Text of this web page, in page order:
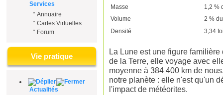
Services
° Annuaire
° Cartes Virtuelles
° Forum
Vie pratique
Actualités
Masse
1,2 %
Volume
2 %
Densité
3,34
La Lune est une figure
de la Terre, elle voyage avec
moyenne à 384 400 km de
notre planète : elle n'est qu'un
l'impact de météorites.